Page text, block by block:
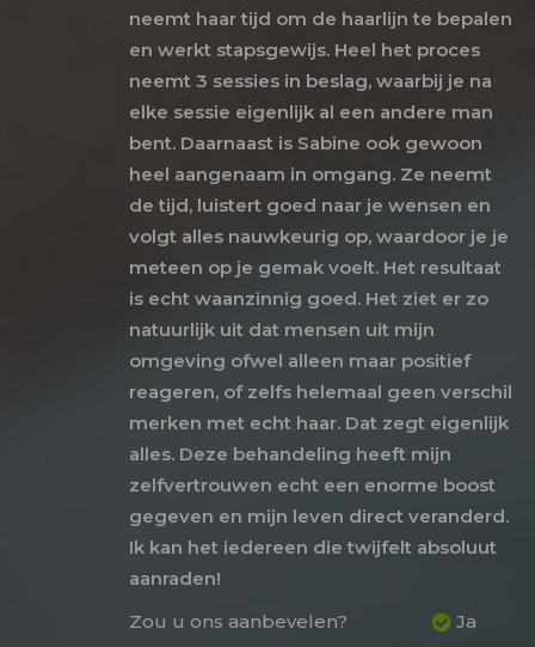
neemt haar tijd om de haarlijn te bepalen
en werkt stapsgewijs. Heel het proces
neemt 3 sessies in beslag, waarbij je na
elke sessie eigenlijk al een andere man
bent. Daarnaast is Sabine ook gewoon
heel aangenaam in omgang. Ze neemt
de tijd, luistert goed naar je wensen en
volgt alles nauwkeurig op, waardoor je je
meteen op je gemak voelt. Het resultaat
is echt waanzinnig goed. Het ziet er zo
natuurlijk uit dat mensen uit mijn
omgeving ofwel alleen maar positief
reageren, of zelfs helemaal geen verschil
merken met echt haar. Dat zegt eigenlijk
alles. Deze behandeling heeft mijn
zelfvertrouwen echt een enorme boost
gegeven en mijn leven direct veranderd.
Ik kan het iedereen die twijfelt absoluut
aanraden!
Zou u ons aanbevelen?
Ja